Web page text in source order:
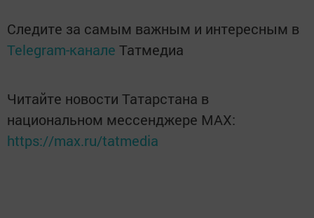
Следите за самым важным и интересным в
Telegram-канале Татмедиа
Читайте новости Татарстана в
национальном мессенджере MАХ:
https://max.ru/tatmedia